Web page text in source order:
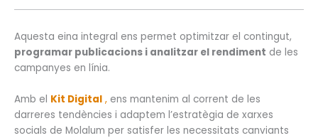
Aquesta eina integral ens permet optimitzar el contingut,
programar publicacions i analitzar el rendiment de les
campanyes en línia.
Amb el Kit Digital , ens mantenim al corrent de les
darreres tendències i adaptem l’estratègia de xarxes
socials de Molalum per satisfer les necessitats canviants